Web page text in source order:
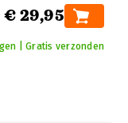
€ 29,95
| Gratis verzonden